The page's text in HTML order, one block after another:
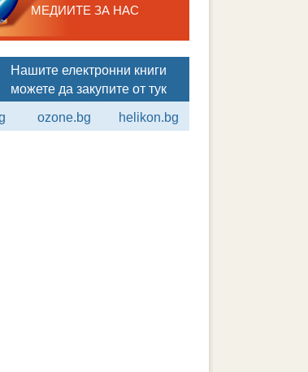
МЕДИИТЕ ЗА НАС
Нашите електронни книги
можете да закупите от тук
ozone.bg helikon.bg